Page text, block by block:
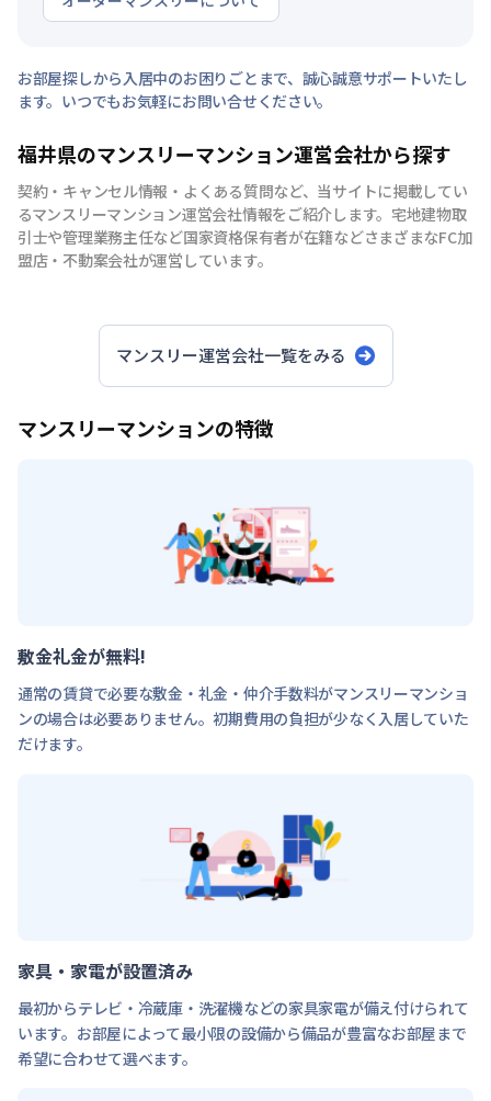
お部屋探しから入居中のお困りごとまで、誠心誠意サポートいたし
ます。いつでもお気軽にお問い合せください。
福井県のマンスリーマンション運営会社から探す
契約・キャンセル情報・よくある質問など、当サイトに掲載してい
るマンスリーマンション運営会社情報をご紹介します。宅地建物取
引士や管理業務主任など国家資格保有者が在籍などさまざまなFC加
盟店・不動案会社が運営しています。
マンスリー運営会社一覧をみる
マンスリーマンションの特徴
敷金礼金が無料!
通常の賃貸で必要な敷金・礼金・仲介手数料がマンスリーマンショ
ンの場合は必要ありません。初期費用の負担が少なく入居していた
だけます。
家具・家電が設置済み
最初からテレビ・冷蔵庫・洗濯機などの家具家電が備え付けられて
います。お部屋によって最小限の設備から備品が豊富なお部屋まで
希望に合わせて選べます。